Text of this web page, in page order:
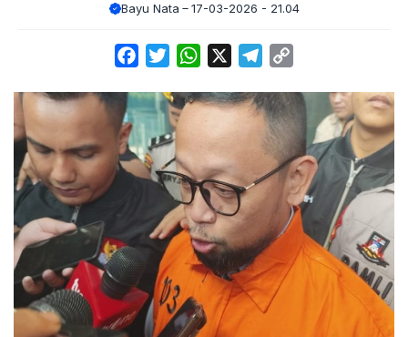
Bayu Nata 17-03-2026 - 21.04
FacebookTwitterWhatsApp Telegram